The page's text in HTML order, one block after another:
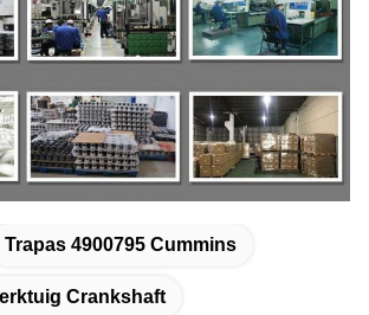
Trapas 4900795 Cummins
Crankshaft